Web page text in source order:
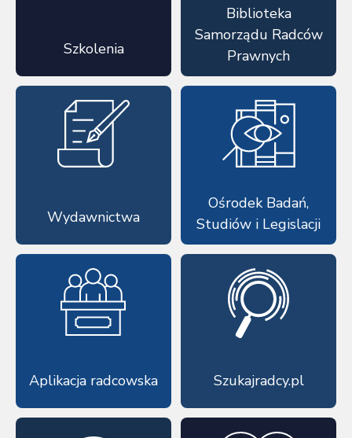
Szkolenia
Biblioteka
Samorządu Radców
Prawnych
Wydawnictwa
Ośrodek Badań,
Studiów i Legislacji
Aplikacja radcowska Szukajradcy.pl